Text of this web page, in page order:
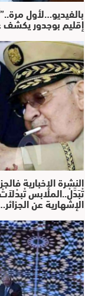
بالفيديو…لأول
إقليم بوجدور يكشف
النشرة الإخبارية
تْبَدَّلْ..الملابس
الإشهارية عن